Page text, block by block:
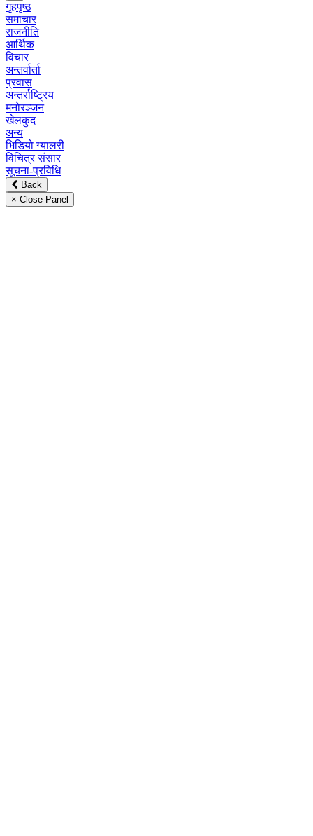
गृहपृष्ठ
समाचार
राजनीति
आर्थिक
विचार
अन्तर्वार्ता
प्रवास
अन्तर्राष्ट्रिय
मनोरञ्जन
खेलकुद
अन्य
भिडियो ग्यालरी
विचित्र संसार
सूचना-प्रविधि
Back
× Close Panel